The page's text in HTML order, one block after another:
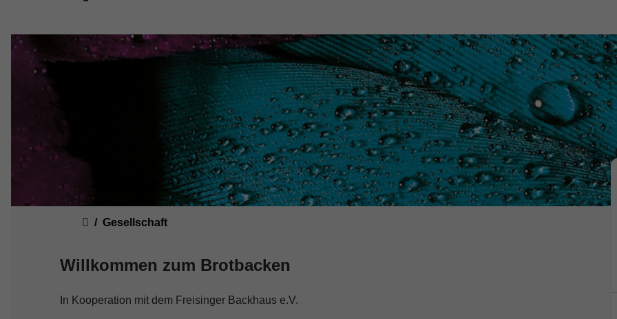
Gesellschaft
Willkommen zum Brotbacken
In Kooperation mit dem Freisinger Backhaus e.V.